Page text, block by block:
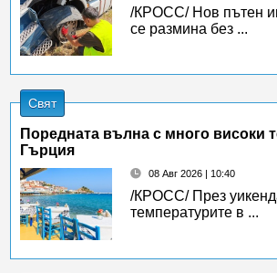
/КРОСС/ Нов пътен
се размина без ...
Свят
Поредната вълна с много високи
Гърция
08 Авг 2026 | 10:40
/КРОСС/ През
температурите в ...